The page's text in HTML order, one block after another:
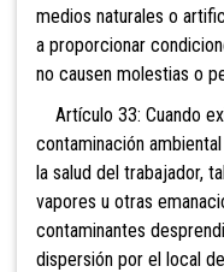
medios naturales o
a proporcionar
no causen molestias o
Artículo 33: Cuando
contaminación
la salud del trabajador,
vapores u otras
contaminantes
dispersión por el local